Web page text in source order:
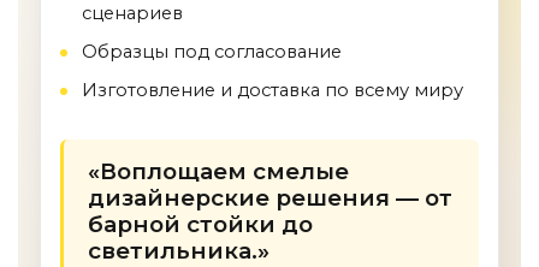
сценариев
Образцы под согласование
Изготовление и доставка по всему миру
«Воплощаем смелые
дизайнерские решения — от
барной стойки до
светильника.»